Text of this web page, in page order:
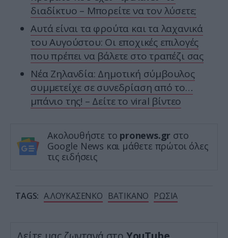
διαδίκτυο – Μπορείτε να τον λύσετε;
Αυτά είναι τα φρούτα και τα λαχανικά
του Αυγούστου: Οι εποχικές επιλογές
που πρέπει να βάλετε στο τραπέζι σας
Νέα Ζηλανδία: Δημοτική σύμβουλος
συμμετείχε σε συνεδρίαση από το…
μπάνιο της! – Δείτε το viral βίντεο
Ακολουθήστε το pronews.gr στο
Google News και μάθετε πρώτοι όλες
τις ειδήσεις
TAGS: Α.ΛΟΥΚΑΣΕΝΚΟ ΒΑΤΙΚΑΝΟ ΡΩΣΙΑ